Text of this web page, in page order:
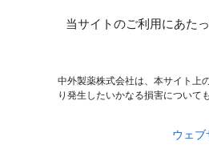
当サイトのご利用にあたっ
中外製薬株式会社は、本サイト上
り発生したいかなる損害について
ウェブ